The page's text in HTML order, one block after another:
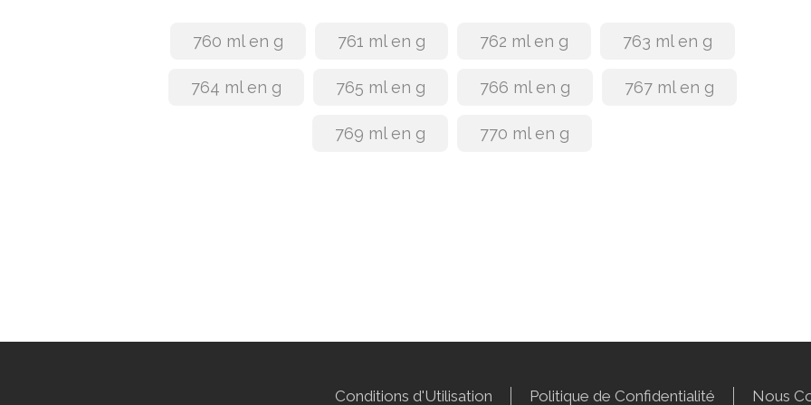
760 ml en g 761 ml en g 762 ml en g 763 ml en g
764 ml en g 765 ml en g 766 ml en g 767 ml en g
769 ml en g 770 ml en g
Conditions d'Utilisation Politique de Confidentialité Nous